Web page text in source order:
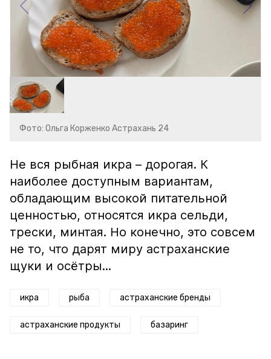
Фото: Ольга Корженко Астрахань 24
Не вся рыбная икра – дорогая. К
наиболее доступным вариантам,
обладающим высокой питательной
ценностью, относятся икра сельди,
трески, минтая. Но конечно, это совсем
не то, что дарят миру астраханские
щуки и осётры...
икра рыба астраханские бренды
астраханские продукты базаринг